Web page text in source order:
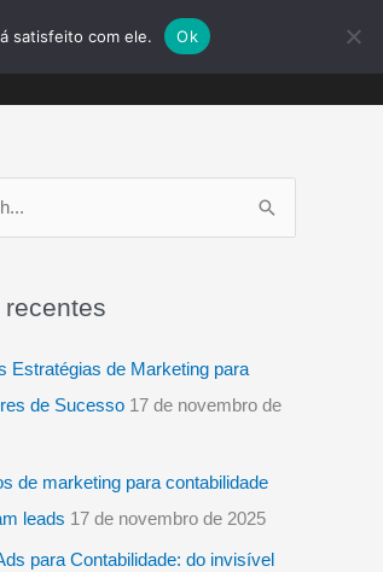
ORÇAMENTO
recentes
Estratégias de Marketing para
de Sucesso 17 de novembro de
de marketing para contabilidade
leads 17 de novembro de 2025
para Contabilidade: do invisível
satisfeito com ele. Ok